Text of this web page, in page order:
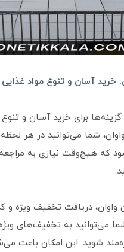
خرید آسان و تنوع مواد غذایی
گزینه‌ها برای خرید آسان و
شما می‌توانید در هر
که هیچ‌وقت نیازی به
واوان، دریافت تخفیف
می‌توانید به تخفیف‌های
شوید. این امکان باعث